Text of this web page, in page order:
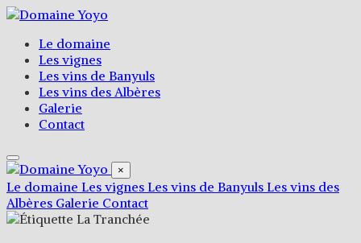
Le domaine
Les vignes
Les vins de Banyuls
Les vins des Albères
Galerie
Contact
×
Le domaine Les vignes Les vins de Banyuls Les vins des
Albères Galerie Contact